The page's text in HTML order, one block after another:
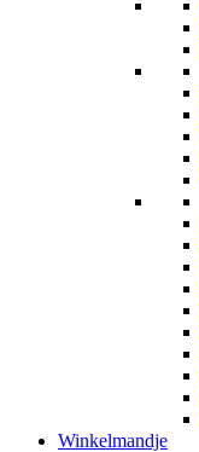
Winkelmandje